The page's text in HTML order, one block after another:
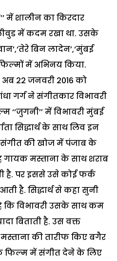
में शालीन का किरदार
में कदम रखा था. उसके
बिन लादेन’,‘मुंबई
में अभिनय किया.
22 जनवरी 2016 को
गर्ग ने संगीतकार विभावरी
‘‘जुगनी’’ में विभावरी मुंबई
सिद्धार्थ के साथ लिव इन
संगीत की खोज में पंजाब के
गायक मस्ताना के साथ शराब
है. पर इससे उसे कोई फर्क
है. सिद्धार्थ से कहा सुनी
है कि विभावरी उसके साथ कम
बिताती है. उस वक्त
की तारीफ किए बगैर
फिल्म में संगीत देने के लिए